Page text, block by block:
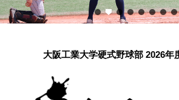
大阪工業大学硬式野球部 2026年